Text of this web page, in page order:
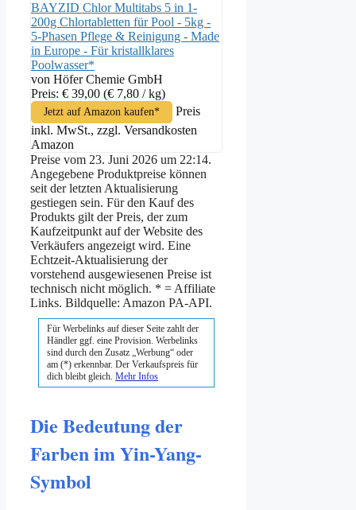
BAYZID Chlor Multitabs 5 in 1-
200g Chlortabletten für Pool - 5kg -
5-Phasen Pflege & Reinigung - Made
in Europe - Für kristallklares
Poolwasser*
von Höfer Chemie GmbH
Preis: € 39,00 (€ 7,80 / kg)
Jetzt auf Amazon kaufen*
Preis
inkl. MwSt., zzgl. Versandkosten
Amazon
Preise vom 23. Juni 2026 um 22:14.
Angegebene Produktpreise können
seit der letzten Aktualisierung
gestiegen sein. Für den Kauf des
Produkts gilt der Preis, der zum
Kaufzeitpunkt auf der Website des
Verkäufers angezeigt wird. Eine
Echtzeit-Aktualisierung der
vorstehend ausgewiesenen Preise ist
technisch nicht möglich. * = Affiliate
Links. Bildquelle: Amazon PA-API.
Für Werbelinks auf dieser Seite zahlt der
Händler ggf. eine Provision. Werbelinks
sind durch den Zusatz „Werbung“ oder
am (*) erkennbar. Der Verkaufspreis für
dich bleibt gleich. Mehr Infos
Die Bedeutung der
Farben im Yin-Yang-
Symbol